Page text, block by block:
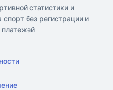
статистики и
без регистрации и
платежей.